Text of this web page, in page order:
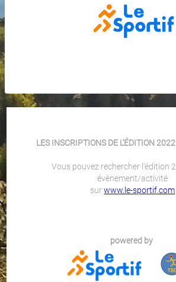
LES INSCRIPTIONS DE L'ÉDITION
Vous pouvez rechercher l'édition
évènement/activité
surwww.le-sportif.com
powered by